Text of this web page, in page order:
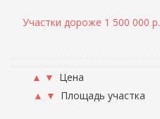
Участки дороже 1 500 000 р.
Цена
▲ ▼
Площадь участка
▲ ▼